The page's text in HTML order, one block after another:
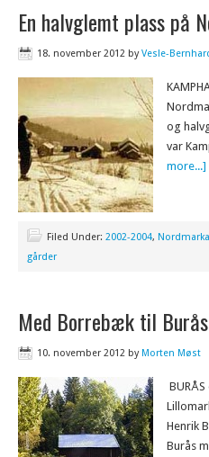
En halvglemt plass på
18. november 2012 byVesle-
og
var
more...]
Filed Under: 2002-2004, Nordmarka
gårder
Med Borrebæk til Burås
10. november 2012 byMorten Møst
Henrik
Burås